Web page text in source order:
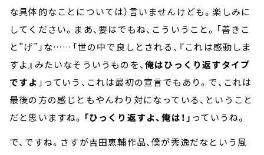
な具体的なことについては）言いませんけども。楽しみに
してください。まあ、要はでもね、こういうこと。「善きこ
と”げ”」な……「世の中で良しとされる、『これは感動しま
すよ』みたいなそういうものを、 俺はひっくり返すタイプ
ですよ 」っていう、これは最初の宣言でもあり。で、これは
最後の方の感じともやんわり対になっている、ということ
だと思いますね。 「ひっくり返すよ、俺は！」 っていうね。
で、ですね。さすが吉田恵輔作品、僕が秀逸だなという風